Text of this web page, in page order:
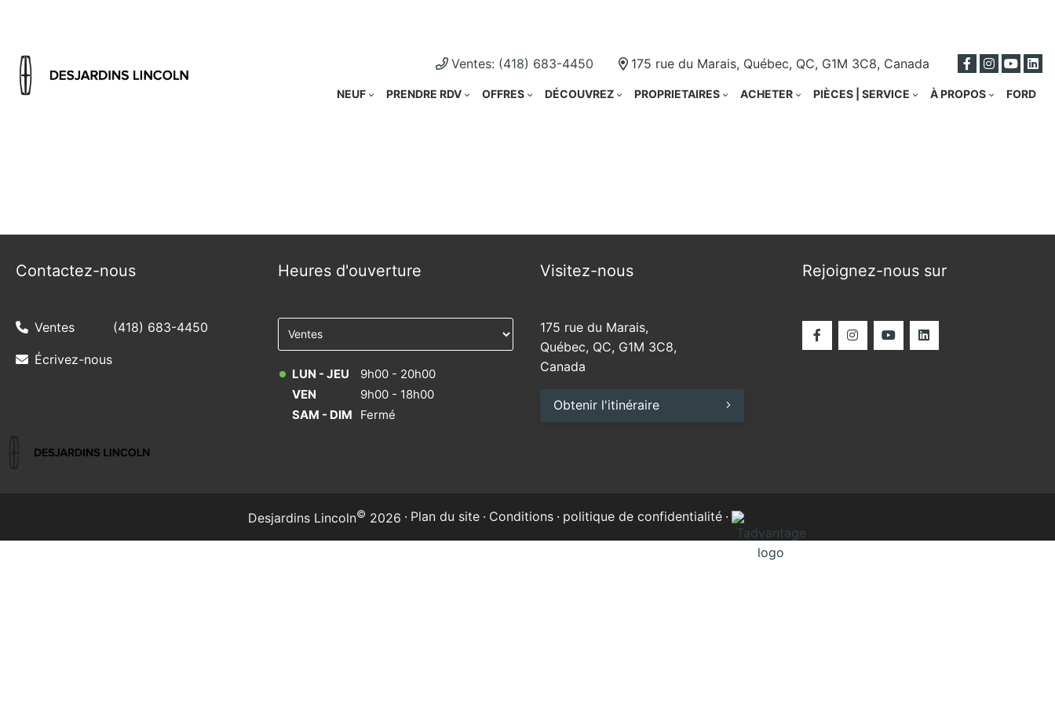
Ventes: (418) 683-4450 175 rue du Marais, Québec, QC, G1M 3C8, Canada
NEUF PRENDRE RDV OFFRES DÉCOUVREZ PROPRIETAIRES ACHETER PIÈCES | SERVICE À PROPOS FORD
Contactez-nous
Ventes (418) 683-4450
Écrivez-nous
Heures d'ouverture
LUN - JEU
9h00 - 20h00
VEN
9h00 - 18h00
SAM - DIM
Fermé
Visitez-nous
175 rue du Marais,
Québec, QC, G1M 3C8,
Canada
Obtenir l'itinéraire
Rejoignez-nous sur
Desjardins Lincoln© 2026 · Plan du site · Conditions · politique de confidentialité ·